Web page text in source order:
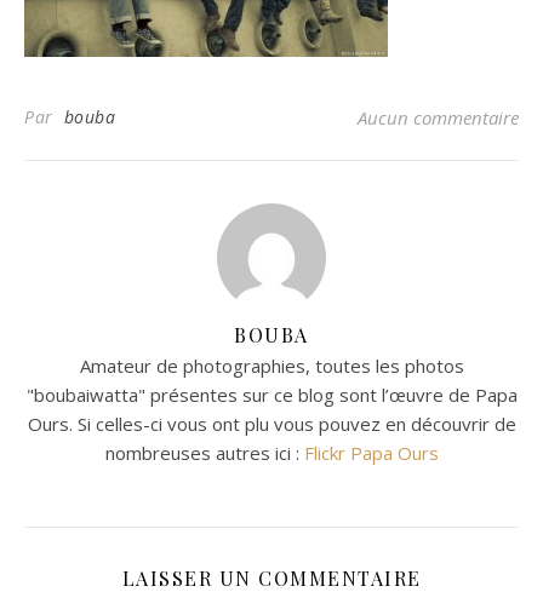
Par bouba Aucun commentaire
BOUBA
Amateur de photographies, toutes les photos
"boubaiwatta" présentes sur ce blog sont l’œuvre de Papa
Ours. Si celles-ci vous ont plu vous pouvez en découvrir de
nombreuses autres ici : Flickr Papa Ours
LAISSER UN COMMENTAIRE